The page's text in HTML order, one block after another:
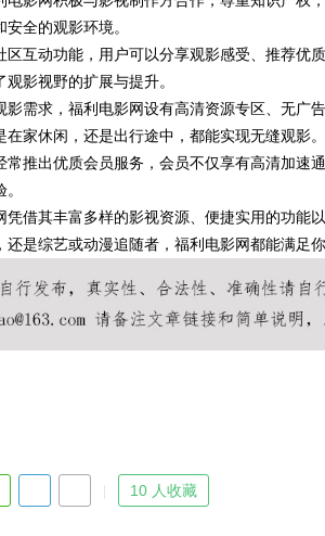
全的观影环境。
区互动功能，用户可以分享观影感受、推荐优
影视野的扩展与提升。
影需求，福利电影网设有高清资源专区、无广
在家休闲，还是出行途中，都能实现无缝观影。
常推出优质会员服务，会员不仅享有高清加速
凭借其丰富多样的影视资源、便捷实用的功能
还是综艺或动漫追随者，福利电影网都能满足
10 人收藏